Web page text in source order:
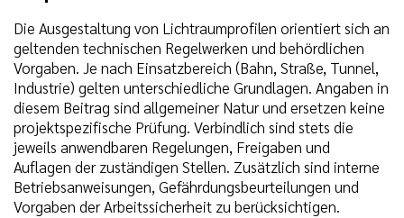
Die Ausgestaltung von Lichtraumprofilen orientiert sich an
geltenden technischen Regelwerken und behördlichen
Vorgaben. Je nach Einsatzbereich (Bahn, Straße, Tunnel,
Industrie) gelten unterschiedliche Grundlagen. Angaben in
diesem Beitrag sind allgemeiner Natur und ersetzen keine
projektspezifische Prüfung. Verbindlich sind stets die
jeweils anwendbaren Regelungen, Freigaben und
Auflagen der zuständigen Stellen. Zusätzlich sind interne
Betriebsanweisungen, Gefährdungsbeurteilungen und
Vorgaben der Arbeitssicherheit zu berücksichtigen.